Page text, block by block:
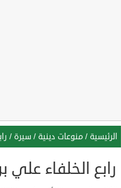
الرئيسية / منوعات دينية / سيرة /
رابع الخلفاء علي